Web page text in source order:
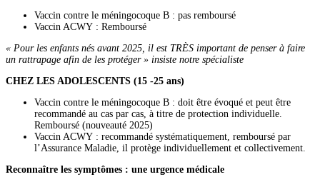
Vaccin contre le méningocoque B : pas remboursé
Vaccin ACWY : Remboursé
« Pour les enfants nés avant 2025, il est TRÈS important de penser à faire
un rattrapage afin de les protéger » insiste notre spécialiste
CHEZ LES ADOLESCENTS (15 -25 ans)
Vaccin contre le méningocoque B : doit être évoqué et peut être
recommandé au cas par cas, à titre de protection individuelle.
Remboursé (nouveauté 2025)
Vaccin ACWY : recommandé systématiquement, remboursé par
l’Assurance Maladie, il protège individuellement et collectivement.
Reconnaître les symptômes : une urgence médicale